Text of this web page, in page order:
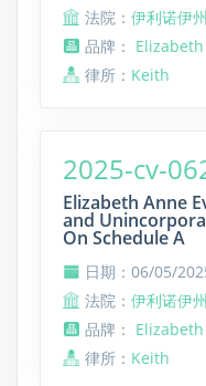
法院： 伊利诺伊
品牌：
律所： Keith
2025-cv-
Elizabeth Anne
and
On Schedule A
日期：06/05/
法院： 伊利诺伊
品牌：
律所： Keith